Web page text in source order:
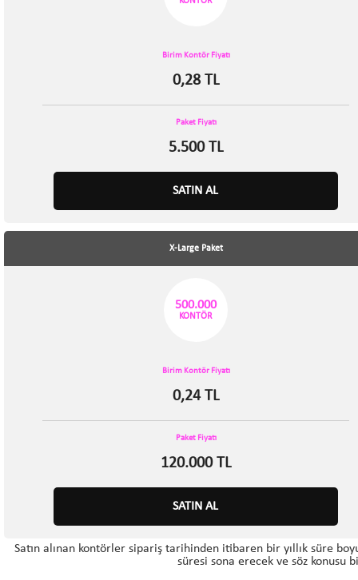
Birim Kontör Fiyatı
0,28 TL
Paket Fiyatı
5.500 TL
SATIN AL
X-Large Paket
500.000
KONTÖR
Birim Kontör Fiyatı
0,24 TL
Paket Fiyatı
120.000 TL
SATIN AL
Satın alınan kontörler sipariş tarihinden itibaren bir yıllık süre
süresi sona erecek ve söz konusu